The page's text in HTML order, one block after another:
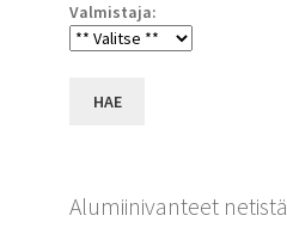
Valmistaja:
HAE
Alumiinivanteet netistä